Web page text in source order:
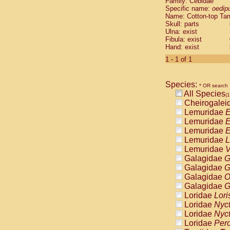
Cebidae
Cebidae
Cebidae
Cebidae
Cebidae
Cebidae
Cebidae
Cebidae
Cebidae
Cebidae
Cebidae
Cebidae
Atelidae
Atelidae
Atelidae
Atelidae
Atelidae
Atelidae
Atelidae
Atelidae
Atelidae
Atelidae
Pitheciidae
Specific name:
Name: Cotton-top
Skull: parts
Ulna: exist
Fibula: exist
Hand: exist
1 - 1 of 1
Species: * OR search
All Species
Lemuridae
Lemuridae
Lemuridae
Lemuridae
Lemuridae
Galagidae
Galagidae
Galagidae
Galagidae
Loridae
Loridae
Loridae
Loridae